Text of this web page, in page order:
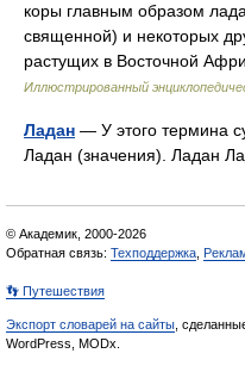
коры главным образом
священной) и некоторых
растущих в Восточной
Иллюстрированный
Ладан — У этого термина
Ладан (значения). Ладан
© Академик, 2000-2026
Обратная связь: Техподдержка
👣 Путешествия
Экспорт словарей на сайты ,
WordPress, MODx.